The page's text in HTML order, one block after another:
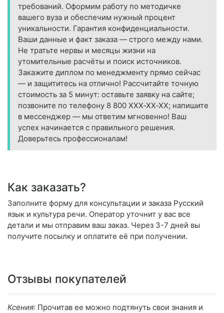
требований. Оформим работу по методичке
вашего вуза и обеспечим нужный процент
уникальности. Гарантия конфиденциальности.
Ваши данные и факт заказа — строго между нами.
Не тратьте нервы и месяцы жизни на
утомительные расчёты и поиск источников.
Закажите диплом по менеджменту прямо сейчас
— и защититесь на отлично! Рассчитайте точную
стоимость за 5 минут: оставьте заявку на сайте;
позвоните по телефону 8 800 XXX‑XX‑XX; напишите
в мессенджер — мы ответим мгновенно! Ваш
успех начинается с правильного решения.
Доверьтесь профессионалам!
Как заказать?
Заполните форму для консультации и заказа Русский
язык и культура речи. Оператор уточнит у вас все
детали и мы отправим ваш заказ. Через 3-7 дней вы
получите посылку и оплатите её при получении.
Отзывы покупателей
Ксения: Прочитав ее можно подтянуть свои знания и